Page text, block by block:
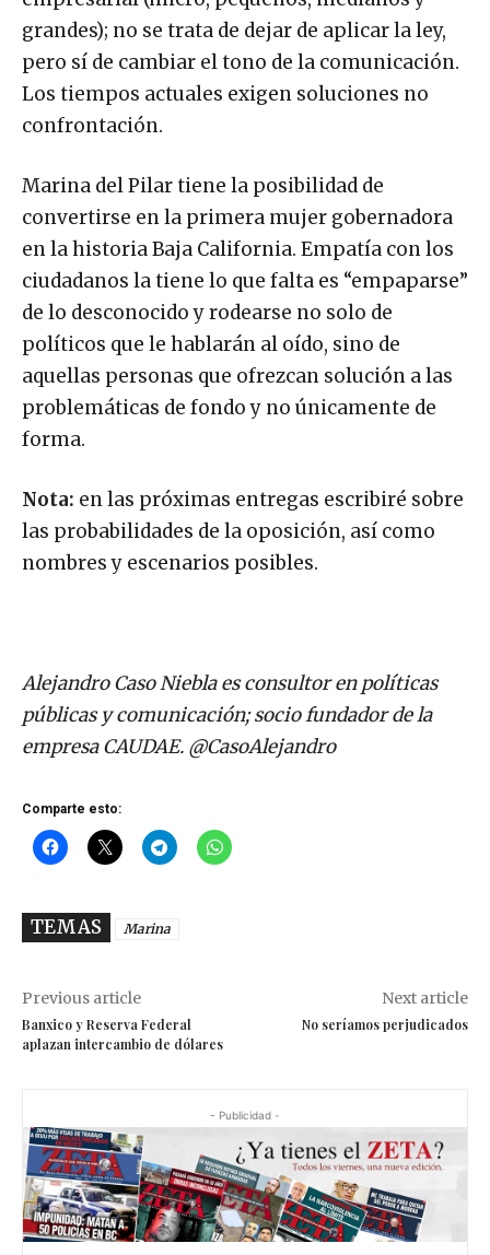
grandes); no se trata de dejar de aplicar la ley,
pero sí de cambiar el tono de la comunicación.
Los tiempos actuales exigen soluciones no
confrontación.
Marina del Pilar tiene la posibilidad de
convertirse en la primera mujer gobernadora
en la historia Baja California. Empatía con los
ciudadanos la tiene lo que falta es “empaparse”
de lo desconocido y rodearse no solo de
políticos que le hablarán al oído, sino de
aquellas personas que ofrezcan solución a las
problemáticas de fondo y no únicamente de
forma.
Nota: en las próximas entregas escribiré sobre
las probabilidades de la oposición, así como
nombres y escenarios posibles.
Alejandro Caso Niebla es consultor en políticas
públicas y comunicación; socio fundador de la
empresa CAUDAE. @CasoAlejandro
Comparte esto:
TEMAS Marina
Previous article
Banxico y Reserva Federal
aplazan intercambio de dólares
Next article
No seríamos perjudicados
- Publicidad -